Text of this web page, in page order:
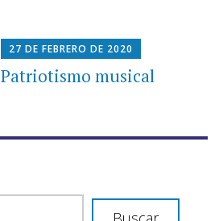
27 DE FEBRERO DE 2020
Patriotismo musical